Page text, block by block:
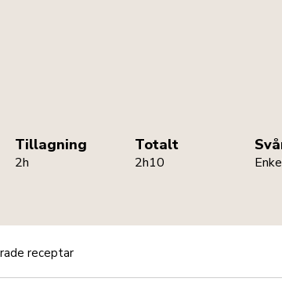
Tillagning
2h
Totalt
2h10
receptar